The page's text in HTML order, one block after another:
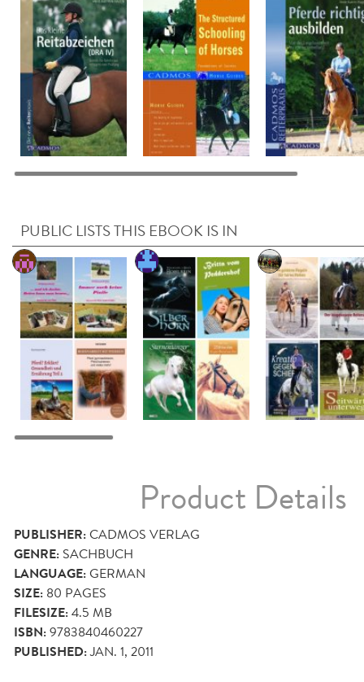
PUBLIC LISTS THIS EBOOK IS IN
Product Details
PUBLISHER:CADMOS VERLAG
GENRE: SACHBUCH
LANGUAGE:GERMAN
SIZE: 80 PAGES
FILESIZE:4.5 MB
ISBN:9783840460227
PUBLISHED:JAN. 1, 2011